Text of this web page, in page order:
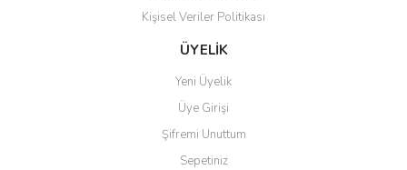
Gönder
Kişisel Veriler Politikası
ÜYELİK
Yeni Üyelik
Üye Girişi
Şifremi Unuttum
Sepetiniz